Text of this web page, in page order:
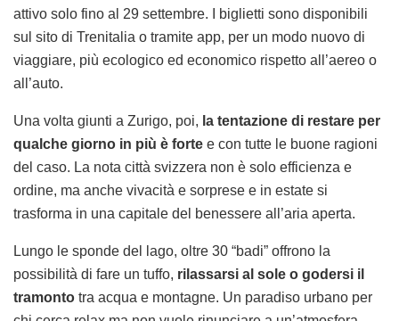
attivo solo fino al 29 settembre. I biglietti sono disponibili
sul sito di Trenitalia o tramite app, per un modo nuovo di
viaggiare, più ecologico ed economico rispetto all’aereo o
all’auto.
Una volta giunti a Zurigo, poi, la tentazione di restare per
qualche giorno in più è forte e con tutte le buone ragioni
del caso. La nota città svizzera non è solo efficienza e
ordine, ma anche vivacità e sorprese e in estate si
trasforma in una capitale del benessere all’aria aperta.
Lungo le sponde del lago, oltre 30 “badi” offrono la
possibilità di fare un tuffo, rilassarsi al sole o godersi il
tramonto tra acqua e montagne. Un paradiso urbano per